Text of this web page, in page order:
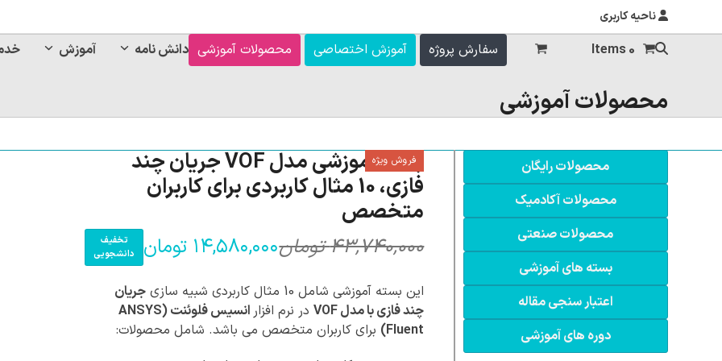
ناحیه کاربری
آموزش دانش نامه محصولات آموزشی آموزش اختصاصی سفارش پروژه 0 Items
محصولات آموزشی
فروش ویژه بسته آموزشی مدل VOF جریان چند
فازی، 10 مثال کاربردی برای کاربران
متخصص
۴۳,۷۴۰,۰۰۰تومان۱۴,۵۸۰,۰۰۰ تومان
تخفیف
دانشجویی
این بسته آموزشی شامل 10 مثال کاربردی شبیه سازی
جریان
چند فازی با مدل VOF
در نرم افزار
انسیس فلوئنت (ANSYS
Fluent) برای کاربران متخصص می باشد. شامل محصولات:
محصولات رایگان
محصولات آکادمیک
محصولات صنعتی
بسته های آموزشی
اعتبار سنجی مقاله
دوره های آموزشی